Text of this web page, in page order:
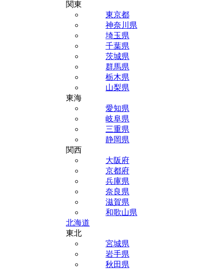
関東
東京都
神奈川県
埼玉県
千葉県
茨城県
群馬県
栃木県
山梨県
東海
愛知県
岐阜県
三重県
静岡県
関西
大阪府
京都府
兵庫県
奈良県
滋賀県
和歌山県
北海道
東北
宮城県
岩手県
秋田県